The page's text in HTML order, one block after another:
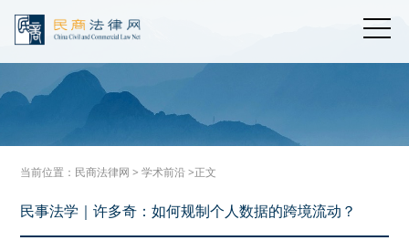
当前位置： 民商法律网 >学术前沿>正文
民事法学｜许多奇：如何规制个人数据的跨境流动？